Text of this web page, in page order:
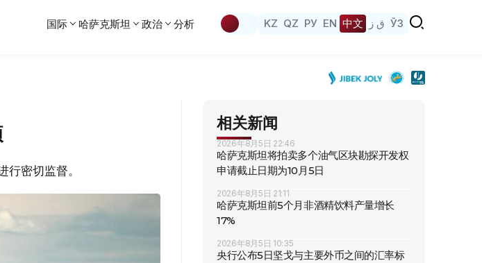
国际 哈萨克斯坦 政治 分析 KZ QZ РУ EN 中文 ق ز ЎЗ
密切监督。
相关新闻
2026年8月5日 22:46
哈萨克斯坦将拍卖多个油气区块勘探开发权
申请截止日期为10月5日
2026年8月5日 21:11
哈萨克斯坦前5个月非酒精饮料产量增长
17%
2026年8月5日 10:35
央行公布5日坚戈与主要外币之间的汇率标